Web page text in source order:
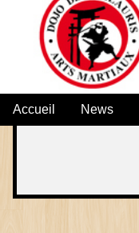
Accueil News